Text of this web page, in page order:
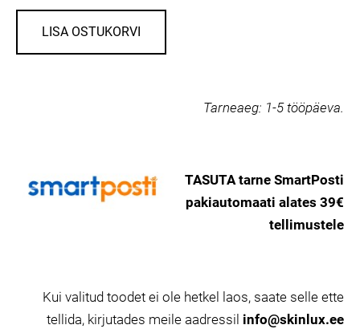
LISA OSTUKORVI
Tarneaeg: 1-5 tööpäeva.
TASUTA tarne SmartPosti
pakiautomaati alates 39€
tellimustele
Kui valitud toodet ei ole hetkel laos, saate selle ette
tellida, kirjutades meile aadressil info@skinlux.ee